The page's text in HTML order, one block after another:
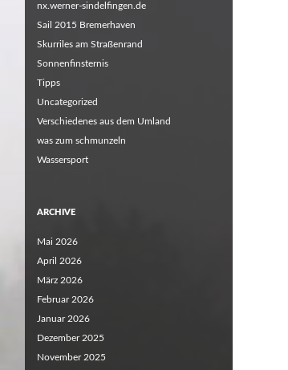
nx.werner-sindelfingen.de
Sail 2015 Bremerhaven
Skurriles am Straßenrand
Sonnenfinsternis
Tipps
Uncategorized
Verschiedenes aus dem Umland
was zum schmunzeln
Wassersport
ARCHIVE
Mai 2026
April 2026
März 2026
Februar 2026
Januar 2026
Dezember 2025
November 2025